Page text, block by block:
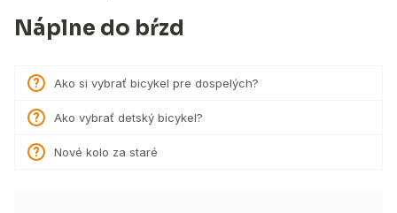
Náplne do bŕzd
Ako si vybrať bicykel pre dospelých?
Ako vybrať detský bicykel?
Nové kolo za staré